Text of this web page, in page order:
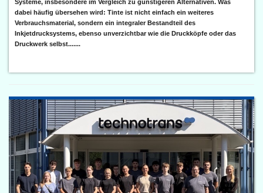
Systeme, insbesondere im Vergleich zu günstigeren Alternativen. Was
dabei häufig übersehen wird: Tinte ist nicht einfach ein weiteres
Verbrauchsmaterial, sondern ein integraler Bestandteil des
Inkjetdrucksystems, ebenso unverzichtbar wie die Druckköpfe oder das
Druckwerk selbst.......